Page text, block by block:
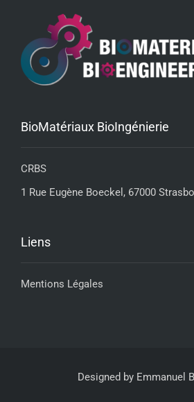
BioMatériaux BioIngénierie
CRBS
1 Rue Eugène Boeckel, 67000
Liens
Mentions Légales
Designed by Emmanuel